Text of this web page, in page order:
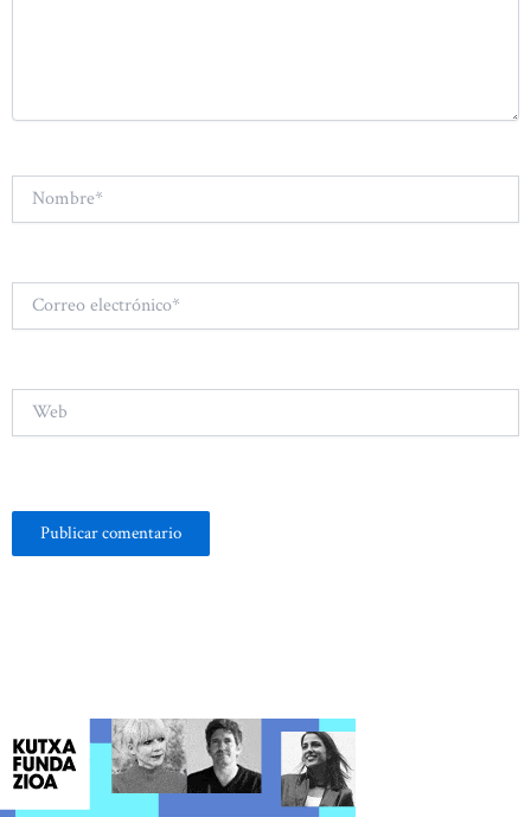
Nombre*
Correo
electrónico*